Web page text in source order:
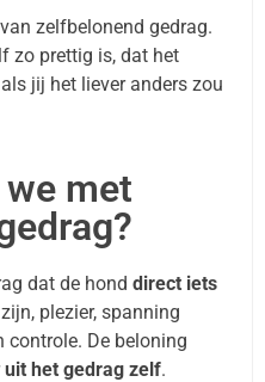
zelfbelonend gedrag.
zo prettig is, dat het
jij het liever anders zou
met
dat de hond direct iets
plezier, spanning
controle. De beloning
uit het gedrag zelf.